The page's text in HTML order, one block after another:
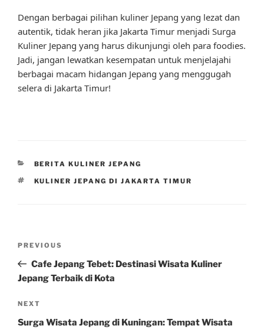
Dengan berbagai pilihan kuliner Jepang yang lezat dan
autentik, tidak heran jika Jakarta Timur menjadi Surga
Kuliner Jepang yang harus dikunjungi oleh para foodies.
Jadi, jangan lewatkan kesempatan untuk menjelajahi
berbagai macam hidangan Jepang yang menggugah
selera di Jakarta Timur!
CATEGORIES
BERITA KULINER JEPANG
TAGS
KULINER JEPANG DI JAKARTA TIMUR
Previous
Post
PREVIOUS
Cafe Jepang Tebet: Destinasi Wisata Kuliner
Jepang Terbaik di Kota
Next
Post
NEXT
Surga Wisata Jepang di Kuningan: Tempat Wisata